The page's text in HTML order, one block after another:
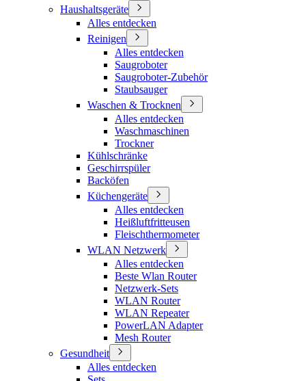
Haushaltsgeräte
Alles entdecken
Reinigen
Alles entdecken
Saugroboter
Saugroboter-Zubehör
Staubsauger
Waschen & Trocknen
Alles entdecken
Waschmaschinen
Trockner
Kühlschränke
Geschirrspüler
Backöfen
Küchengeräte
Alles entdecken
Heißluftfritteusen
Fleischthermometer
WLAN Netzwerk
Alles entdecken
Beste Wlan Router
Netzwerk-Sets
WLAN Router
WLAN Repeater
PowerLAN Adapter
Mesh Router
Gesundheit
Alles entdecken